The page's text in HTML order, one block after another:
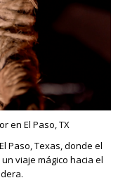
en El Paso, TX
Paso, Texas, donde el
viaje mágico hacia el